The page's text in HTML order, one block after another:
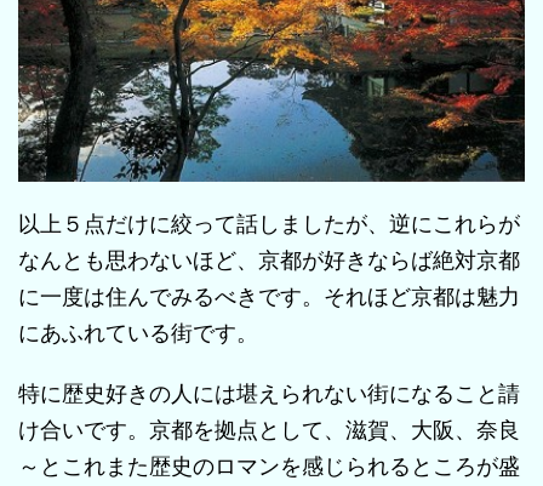
以上５点だけに絞って話しましたが、逆にこれらが
なんとも思わないほど、京都が好きならば絶対京都
に一度は住んでみるべきです。それほど京都は魅力
にあふれている街です。
特に歴史好きの人には堪えられない街になること請
け合いです。京都を拠点として、滋賀、大阪、奈良
～とこれまた歴史のロマンを感じられるところが盛